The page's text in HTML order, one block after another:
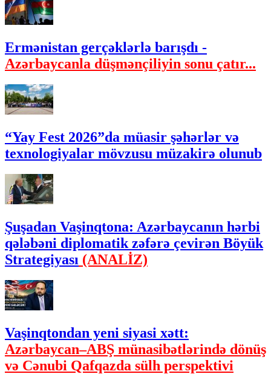
Ermənistan gerçəklərlə barışdı -
Azərbaycanla düşmənçiliyin sonu çatır...
“Yay Fest 2026”da müasir şəhərlər və
texnologiyalar mövzusu müzakirə olunub
Şuşadan Vaşinqtona: Azərbaycanın hərbi
qələbəni diplomatik zəfərə çevirən Böyük
Strategiyası (ANALİZ)
Vaşinqtondan yeni siyasi xətt:
Azərbaycan–ABŞ münasibətlərində dönüş
və Cənubi Qafqazda sülh perspektivi